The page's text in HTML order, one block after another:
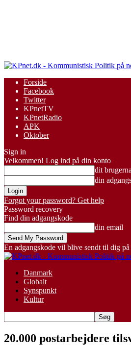
Forside
Facebook
Twitter
KPnetTV
KPnetRadio
APK
Oktober
Sign in
Velkommen! Log ind på din konto
dit
din
Forgot your password? Get help
Password recovery
Find din adgangskode
din email
En adgangskode vil blive sendt til dig på
Danmark
Globalt
Synspunkt
Kultur
20.000 postarbejdere